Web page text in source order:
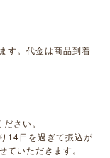
す。代金は商品到着
さい。
14日を過ぎて振込が
ていただきます。